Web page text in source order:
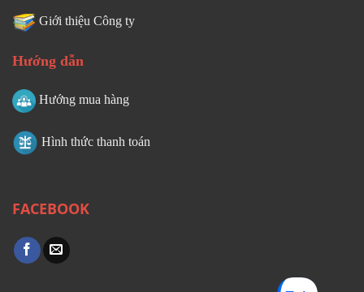
Giới thiệu Công ty
Hướng dẫn
Hướng mua hàng
Hình thức thanh toán
FACEBOOK